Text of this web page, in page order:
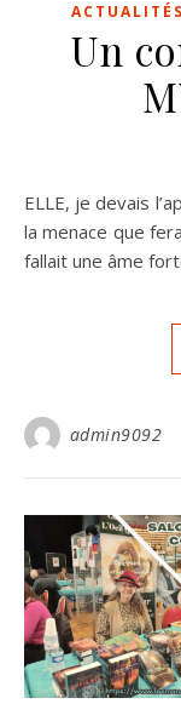
ACTUALITÉS
Un
ELLE, je devais l’approcher avant que les siens ne réalisent
la menace que
fallait une âme
admin9092